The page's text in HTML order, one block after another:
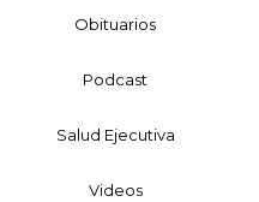
Obituarios
Podcast
Salud Ejecutiva
Videos